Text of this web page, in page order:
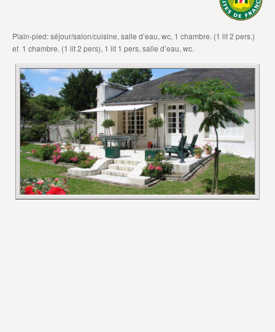
Plain-pied: séjour/salon/cuisine, salle d’eau, wc, 1 chambre. (1 lit 2 pers.)
et 1 chambre. (1 lit 2 pers), 1 lit 1 pers, salle d’eau, wc.